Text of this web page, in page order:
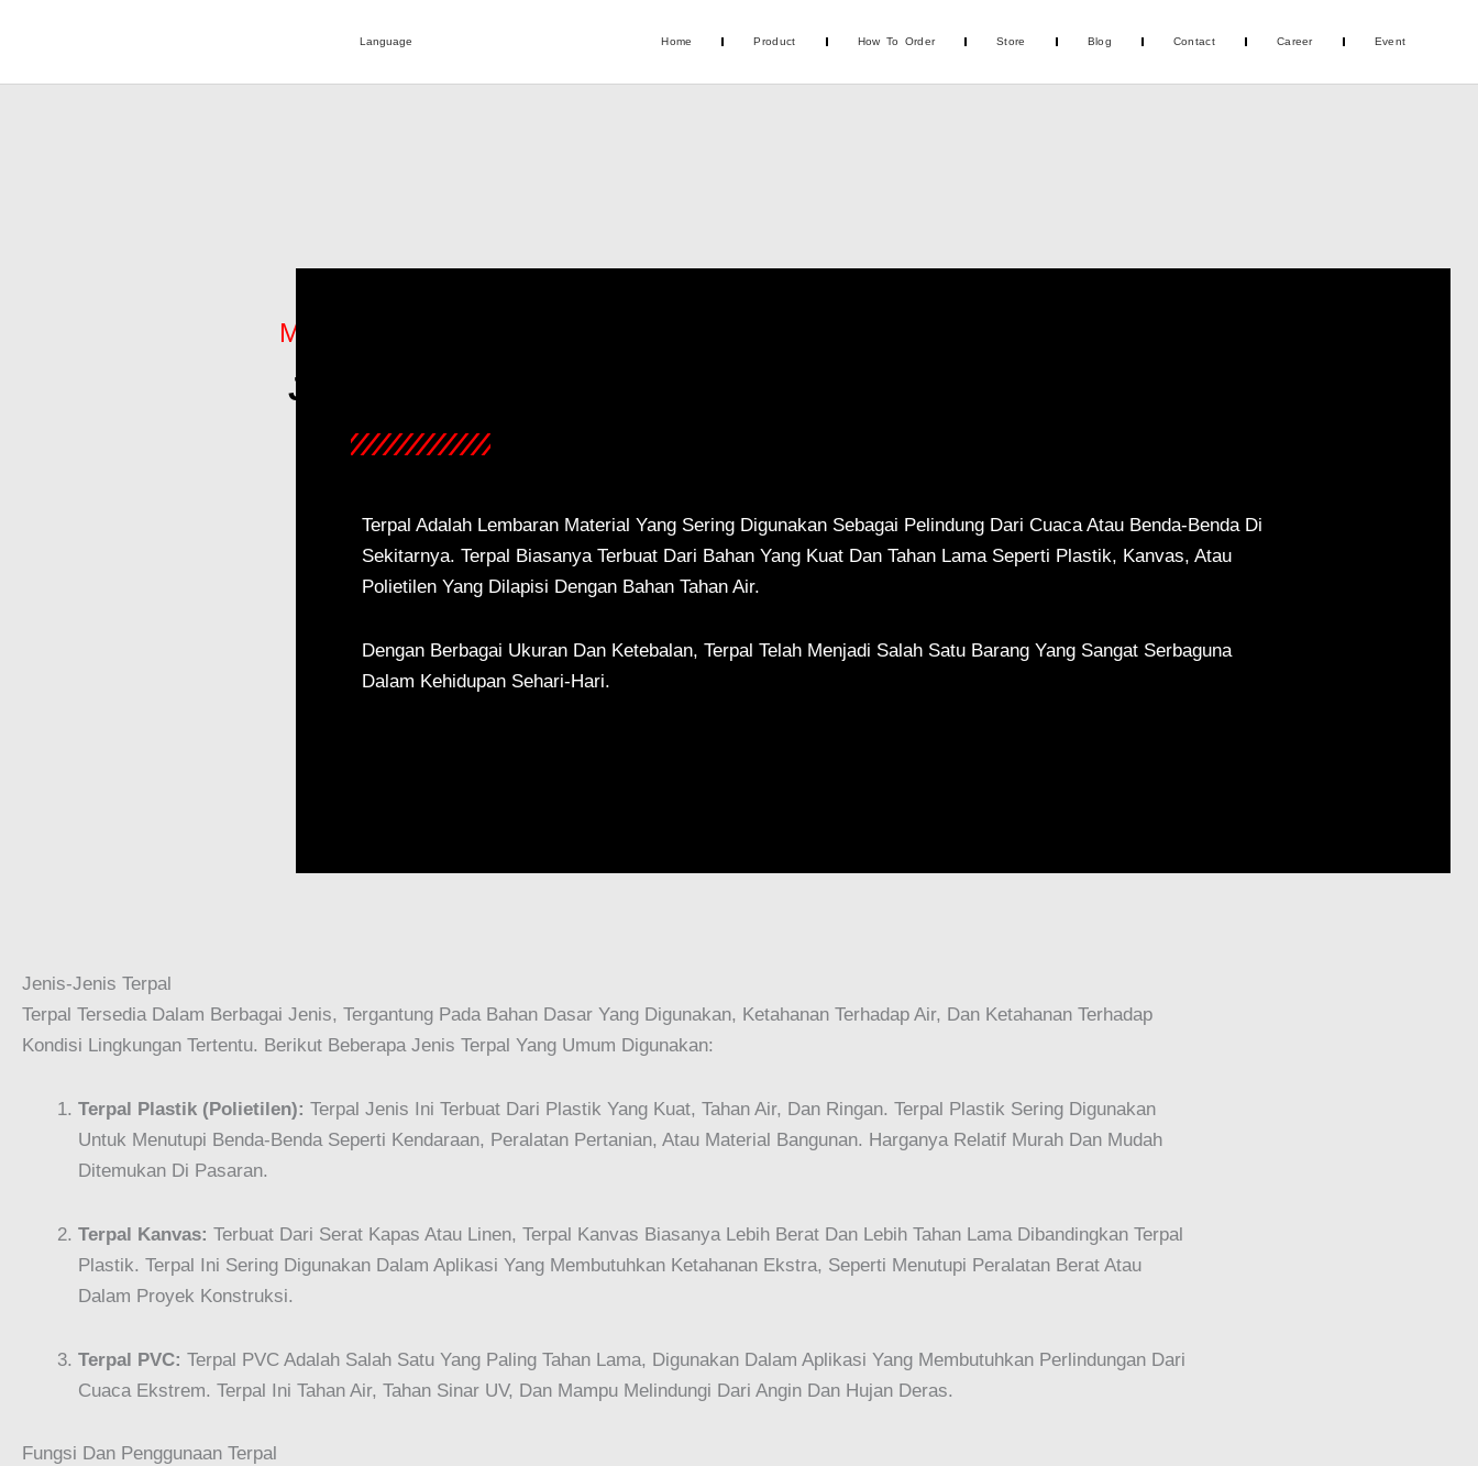
Language Home Product How To Order Store Blog Contact Career Event
MENGULIK TENTANG TERPAL
JENIS - JENIS TERPAL
Terpal Adalah Lembaran Material Yang Sering Digunakan Sebagai Pelindung Dari Cuaca Atau Benda-Benda Di
Sekitarnya. Terpal Biasanya Terbuat Dari Bahan Yang Kuat Dan Tahan Lama Seperti Plastik, Kanvas, Atau
Polietilen Yang Dilapisi Dengan Bahan Tahan Air.
Dengan Berbagai Ukuran Dan Ketebalan, Terpal Telah Menjadi Salah Satu Barang Yang Sangat Serbaguna
Dalam Kehidupan Sehari-Hari.
Jenis-Jenis Terpal
Terpal Tersedia Dalam Berbagai Jenis, Tergantung Pada Bahan Dasar Yang Digunakan, Ketahanan Terhadap Air, Dan Ketahanan Terhadap
Kondisi Lingkungan Tertentu. Berikut Beberapa Jenis Terpal Yang Umum Digunakan:
Terpal Plastik (Polietilen): Terpal Jenis Ini Terbuat Dari Plastik Yang Kuat, Tahan Air, Dan Ringan. Terpal Plastik Sering Digunakan
Untuk Menutupi Benda-Benda Seperti Kendaraan, Peralatan Pertanian, Atau Material Bangunan. Harganya Relatif Murah Dan Mudah
Ditemukan Di Pasaran.
Terpal Kanvas: Terbuat Dari Serat Kapas Atau Linen, Terpal Kanvas Biasanya Lebih Berat Dan Lebih Tahan Lama Dibandingkan Terpal
Plastik. Terpal Ini Sering Digunakan Dalam Aplikasi Yang Membutuhkan Ketahanan Ekstra, Seperti Menutupi Peralatan Berat Atau
Dalam Proyek Konstruksi.
Terpal PVC: Terpal PVC Adalah Salah Satu Yang Paling Tahan Lama, Digunakan Dalam Aplikasi Yang Membutuhkan Perlindungan Dari
Cuaca Ekstrem. Terpal Ini Tahan Air, Tahan Sinar UV, Dan Mampu Melindungi Dari Angin Dan Hujan Deras.
Fungsi Dan Penggunaan Terpal